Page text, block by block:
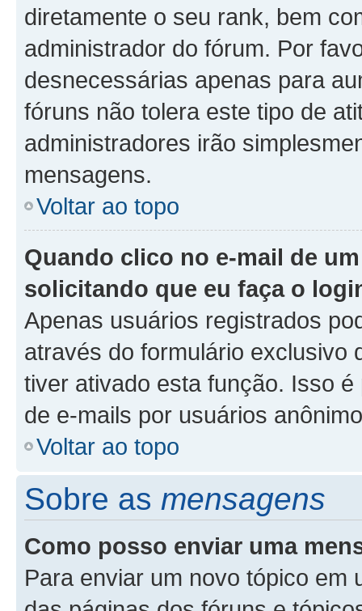
diretamente o seu rank, bem
administrador do fórum. Por
desnecessárias apenas para
fóruns não tolera este tipo de
administradores irão
mensagens.
Voltar ao topo
Quando clico no e-mail de
solicitando que eu faça o
Apenas usuários registrados
através do formulário exclusivo
tiver ativado esta função. Isso
de e-mails por usuários
Voltar ao topo
Sobre as mensagens
Como posso enviar uma
Para enviar um novo tópico em